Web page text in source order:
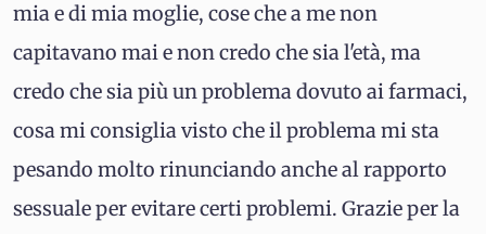
mia e di mia moglie, cose che a me non
capitavano mai e non credo che sia l'età, ma
credo che sia più un problema dovuto ai farmaci,
cosa mi consiglia visto che il problema mi sta
pesando molto rinunciando anche al rapporto
sessuale per evitare certi problemi. Grazie per la